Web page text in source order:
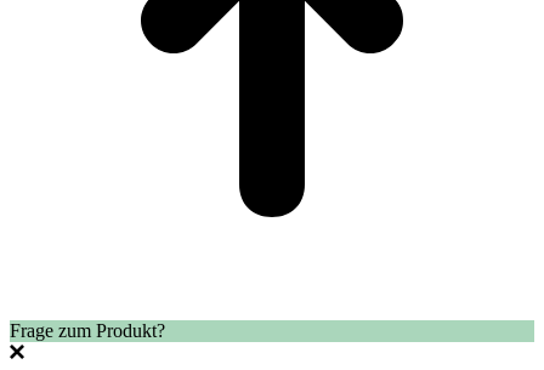
Frage zum Produkt?